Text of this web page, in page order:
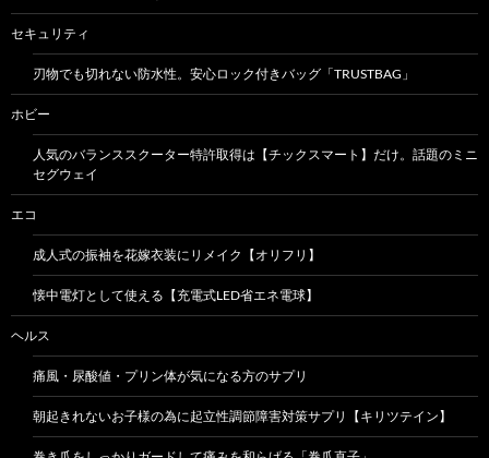
セキュリティ
刃物でも切れない防水性。安心ロック付きバッグ「TRUSTBAG」
ホビー
人気のバランススクーター特許取得は【チックスマート】だけ。話題のミニ
セグウェイ
エコ
成人式の振袖を花嫁衣装にリメイク【オリフリ】
懐中電灯として使える【充電式LED省エネ電球】
ヘルス
痛風・尿酸値・プリン体が気になる方のサプリ
朝起きれないお子様の為に起立性調節障害対策サプリ【キリツテイン】